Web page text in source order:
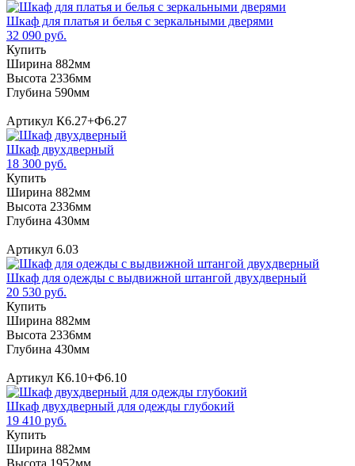
Шкаф для платья и белья с зеркальными дверями
32 090 руб.
Купить
Ширина 882мм
Высота 2336мм
Глубина 590мм
Артикул К6.27+Ф6.27
Шкаф двухдверный
18 300 руб.
Купить
Ширина 882мм
Высота 2336мм
Глубина 430мм
Артикул 6.03
Шкаф для одежды с выдвижной штангой двухдверный
20 530 руб.
Купить
Ширина 882мм
Высота 2336мм
Глубина 430мм
Артикул К6.10+Ф6.10
Шкаф двухдверный для одежды глубокий
19 410 руб.
Купить
Ширина 882мм
Высота 1952мм